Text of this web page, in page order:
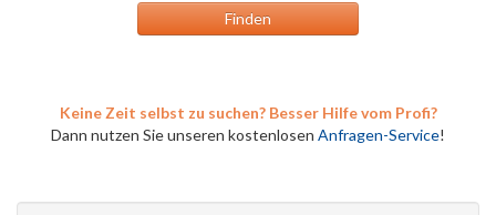
Keine Zeit selbst zu suchen? Besser Hilfe vom Profi?
Dann nutzen Sie unseren kostenlosen Anfragen-Service!